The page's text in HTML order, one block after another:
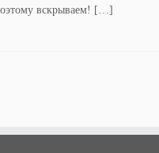
вскрываем! […]